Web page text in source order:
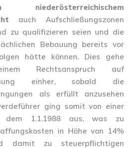
niederösterreichischem
auch Aufschließungszonen
zu qualifizieren seien und die
Bebauung bereits vor
hätte können. Dies gehe
Rechtsanspruch auf
einher, sobald die
als erfüllt anzusehen
ging somit von einer
dem 1.1.1988 aus, was zu
in Höhe von 14%
damit zu steuerpflichtigen